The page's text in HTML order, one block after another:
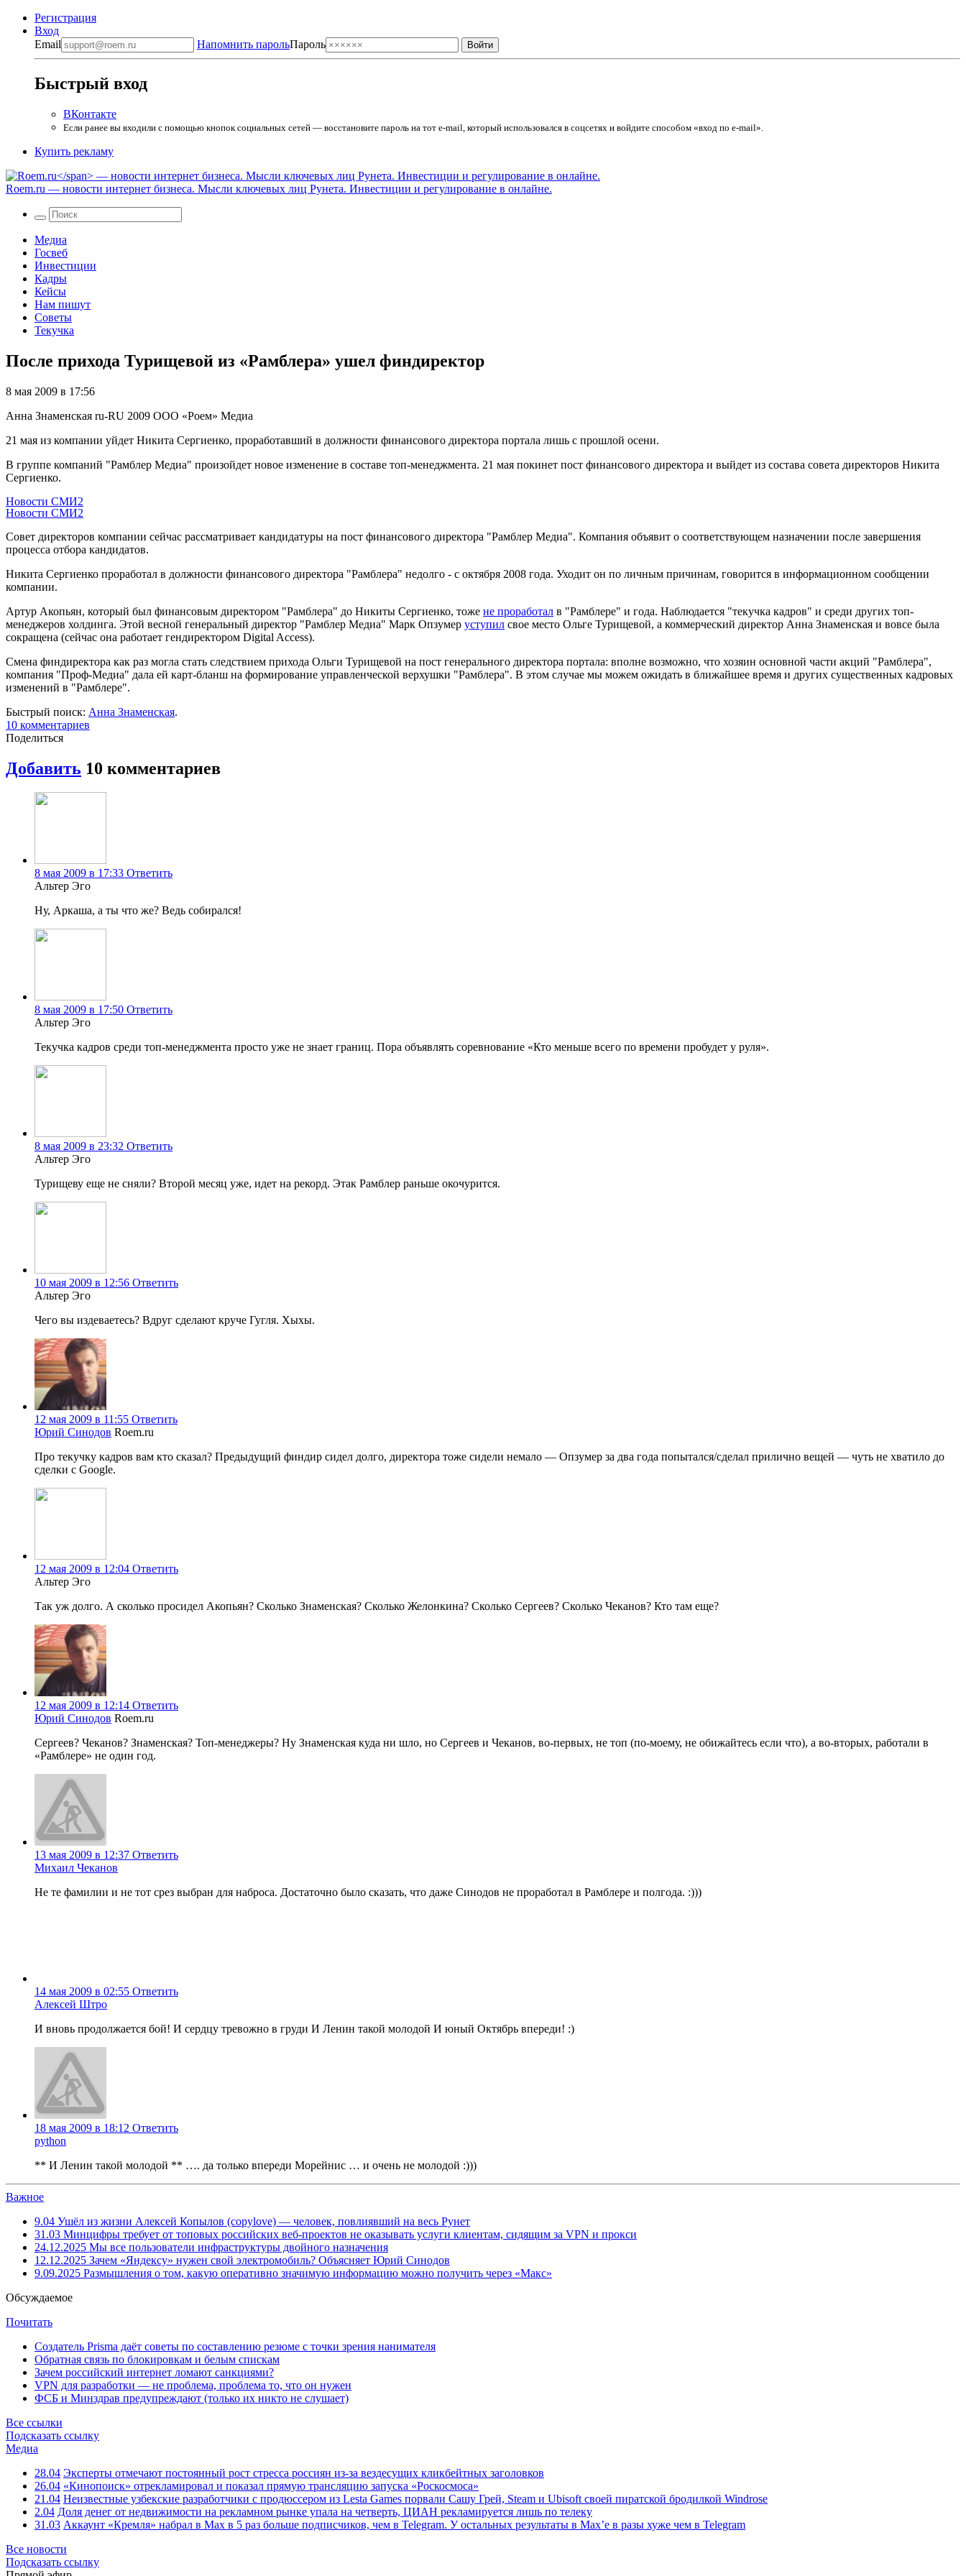
Регистрация
Вход
Email
Напомнить парольПароль
Быстрый вход
ВКонтакте
Если ранее вы входили с помощью кнопок социальных сетей — восстановите пароль на тот e-mail, который использовался в соцсетях и войдите способом «вход по e-mail».
Купить рекламу
Roem.ru — новости интернет бизнеса. Мысли ключевых лиц Рунета. Инвестиции и регулирование в онлайне.
Медиа
Госвеб
Инвестиции
Кадры
Кейсы
Нам пишут
Советы
Текучка
После прихода Турищевой из «Рамблера» ушел финдиректор
8 мая 2009 в 17:56
Анна Знаменская ru-RU 2009 ООО «Роем» Медиа
21 мая из компании уйдет Никита Сергиенко, проработавший в должности финансового директора портала лишь с прошлой осени.
В группе компаний "Рамблер Медиа" произойдет новое изменение в составе топ-менеджмента. 21 мая покинет пост финансового директора и выйдет из состава совета директоров Никита
Сергиенко.
Новости СМИ2
Новости СМИ2
Совет директоров компании сейчас рассматривает кандидатуры на пост финансового директора "Рамблер Медиа". Компания объявит о соответствующем назначении после завершения
процесса отбора кандидатов.
Никита Сергиенко проработал в должности финансового директора "Рамблера" недолго - с октября 2008 года. Уходит он по личным причинам, говорится в информационном сообщении
компании.
Артур Акопьян, который был финансовым директором "Рамблера" до Никиты Сергиенко, тоже не проработал в "Рамблере" и года. Наблюдается "текучка кадров" и среди других топ-
менеджеров холдинга. Этой весной генеральный директор "Рамблер Медиа" Марк Опзумер уступил свое место Ольге Турищевой, а коммерческий директор Анна Знаменская и вовсе была
сокращена (сейчас она работает гендиректором Digital Access).
Смена финдиректора как раз могла стать следствием прихода Ольги Турищевой на пост генерального директора портала: вполне возможно, что хозяин основной части акций "Рамблера",
компания "Проф-Медиа" дала ей карт-бланш на формирование управленческой верхушки "Рамблера". В этом случае мы можем ожидать в ближайшее время и других существенных кадровых
изменений в "Рамблере".
Быстрый поиск: Анна Знаменская.
10 комментариев
Поделиться
Добавить 10 комментариев
8 мая 2009 в 17:33 Ответить
Альтер Эго
Ну, Аркаша, а ты что же? Ведь собирался!
8 мая 2009 в 17:50 Ответить
Альтер Эго
Текучка кадров среди топ-менеджмента просто уже не знает границ. Пора объявлять соревнование «Кто меньше всего по времени пробудет у руля».
8 мая 2009 в 23:32 Ответить
Альтер Эго
Турищеву еще не сняли? Второй месяц уже, идет на рекорд. Этак Рамблер раньше окочурится.
10 мая 2009 в 12:56 Ответить
Альтер Эго
Чего вы издеваетесь? Вдруг сделают круче Гугля. Хыхы.
12 мая 2009 в 11:55 Ответить
Юрий Синодов Roem.ru
Про текучку кадров вам кто сказал? Предыдущий финдир сидел долго, директора тоже сидели немало — Опзумер за два года попытался/сделал прилично вещей — чуть не хватило до
сделки с Google.
12 мая 2009 в 12:04 Ответить
Альтер Эго
Так уж долго. А сколько просидел Акопьян? Сколько Знаменская? Сколько Желонкина? Сколько Сергеев? Сколько Чеканов? Кто там еще?
12 мая 2009 в 12:14 Ответить
Юрий Синодов Roem.ru
Сергеев? Чеканов? Знаменская? Топ-менеджеры? Ну Знаменская куда ни шло, но Сергеев и Чеканов, во-первых, не топ (по-моему, не обижайтесь если что), а во-вторых, работали в
«Рамблере» не один год.
13 мая 2009 в 12:37 Ответить
Михаил Чеканов
Не те фамилии и не тот срез выбран для наброса. Достаточно было сказать, что даже Синодов не проработал в Рамблере и полгода. :)))
14 мая 2009 в 02:55 Ответить
Алексей Штро
И вновь продолжается бой! И сердцу тревожно в груди И Ленин такой молодой И юный Октябрь впереди! :)
18 мая 2009 в 18:12 Ответить
python
** И Ленин такой молодой ** …. да только впереди Морейнис … и очень не молодой :)))
Важное
9.04 Ушёл из жизни Алексей Копылов (copylove) — человек, повлиявший на весь Рунет
31.03 Минцифры требует от топовых российских веб-проектов не оказывать услуги клиентам, сидящим за VPN и прокси
24.12.2025 Мы все пользователи инфраструктуры двойного назначения
12.12.2025 Зачем «Яндексу» нужен свой электромобиль? Объясняет Юрий Синодов
9.09.2025 Размышления о том, какую оперативно значимую информацию можно получить через «Макс»
Обсуждаемое
Почитать
Создатель Prisma даёт советы по составлению резюме с точки зрения нанимателя
Обратная связь по блокировкам и белым спискам
Зачем российский интернет ломают санкциями?
VPN для разработки — не проблема, проблема то, что он нужен
ФСБ и Минздрав предупреждают (только их никто не слушает)
Все ссылки
Подсказать ссылку
Медиа
28.04 Эксперты отмечают постоянный рост стресса россиян из-за вездесущих кликбейтных заголовков
26.04 «Кинопоиск» отрекламировал и показал прямую трансляцию запуска «Роскосмоса»
21.04 Неизвестные узбекские разработчики с продюссером из Lesta Games порвали Сашу Грей, Steam и Ubisoft своей пиратской бродилкой Windrose
2.04 Доля денег от недвижимости на рекламном рынке упала на четверть, ЦИАН рекламируется лишь по телеку
31.03 Аккаунт «Кремля» набрал в Max в 5 раз больше подписчиков, чем в Telegram. У остальных результаты в Max’е в разы хуже чем в Telegram
Все новости
Подсказать ссылку